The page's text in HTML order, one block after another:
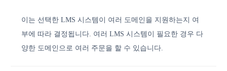
이는 선택한 LMS 시스템이 여러 도메인을 지원하는지 여
부에 따라 결정됩니다. 여러 LMS 시스템이 필요한 경우 다
양한 도메인으로 여러 주문을 할 수 있습니다.